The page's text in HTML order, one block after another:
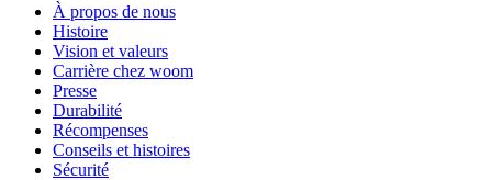
À propos de nous
Histoire
Vision et valeurs
Carrière chez woom
Presse
Durabilité
Récompenses
Conseils et histoires
Sécurité